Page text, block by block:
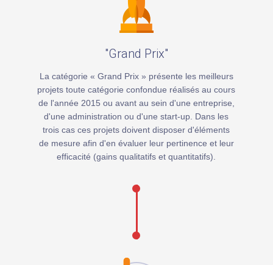
"Grand Prix"
La catégorie « Grand Prix » présente les meilleurs
projets toute catégorie confondue réalisés au cours
de l'année 2015 ou avant au sein d'une entreprise,
d'une administration ou d'une start-up. Dans les
trois cas ces projets doivent disposer d'éléments
de mesure afin d'en évaluer leur pertinence et leur
efficacité (gains qualitatifs et quantitatifs).